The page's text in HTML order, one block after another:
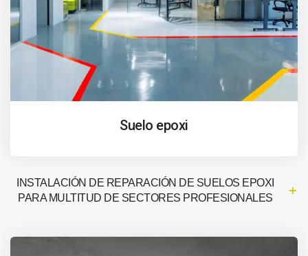
Suelo epoxi
INSTALACIÓN DE REPARACIÓN DE SUELOS EPOXI
PARA MULTITUD DE SECTORES PROFESIONALES